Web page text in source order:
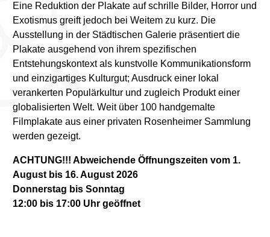
Eine Reduktion der Plakate auf schrille Bilder, Horror und
Exotismus greift jedoch bei Weitem zu kurz. Die
Ausstellung in der Städtischen Galerie präsentiert die
Plakate ausgehend von ihrem spezifischen
Entstehungskontext als kunstvolle Kommunikationsform
und einzigartiges Kulturgut; Ausdruck einer lokal
verankerten Populärkultur und zugleich Produkt einer
globalisierten Welt. Weit über 100 handgemalte
Filmplakate aus einer privaten Rosenheimer Sammlung
werden gezeigt.
ACHTUNG!!! Abweichende Öffnungszeiten vom 1.
August bis 16. August 2026
Donnerstag bis Sonntag
12:00 bis 17:00 Uhr geöffnet